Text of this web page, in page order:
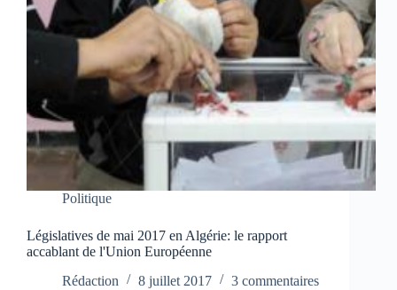
Politique
Législatives de mai 2017 en Algérie: le rapport
accablant de l'Union Européenne
Rédaction
8 juillet 2017 3 commentaires